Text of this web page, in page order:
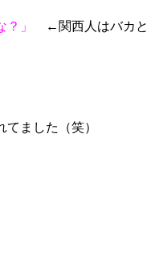
」
←関西人はバカと
ました（笑）